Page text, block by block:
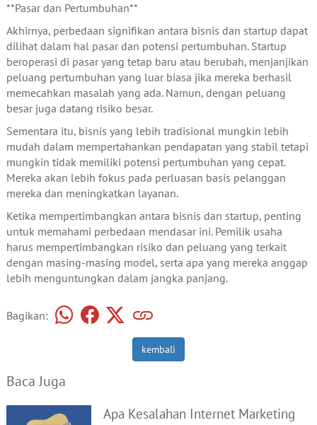
**Pasar dan Pertumbuhan**
Akhirnya, perbedaan signifikan antara bisnis dan startup dapat
dilihat dalam hal pasar dan potensi pertumbuhan. Startup
beroperasi di pasar yang tetap baru atau berubah, menjanjikan
peluang pertumbuhan yang luar biasa jika mereka berhasil
memecahkan masalah yang ada. Namun, dengan peluang
besar juga datang risiko besar.
Sementara itu, bisnis yang lebih tradisional mungkin lebih
mudah dalam mempertahankan pendapatan yang stabil tetapi
mungkin tidak memiliki potensi pertumbuhan yang cepat.
Mereka akan lebih fokus pada perluasan basis pelanggan
mereka dan meningkatkan layanan.
Ketika mempertimbangkan antara bisnis dan startup, penting
untuk memahami perbedaan mendasar ini. Pemilik usaha
harus mempertimbangkan risiko dan peluang yang terkait
dengan masing-masing model, serta apa yang mereka anggap
lebih menguntungkan dalam jangka panjang.
Bagikan:
kembali
Baca Juga
Apa Kesalahan Internet Marketing